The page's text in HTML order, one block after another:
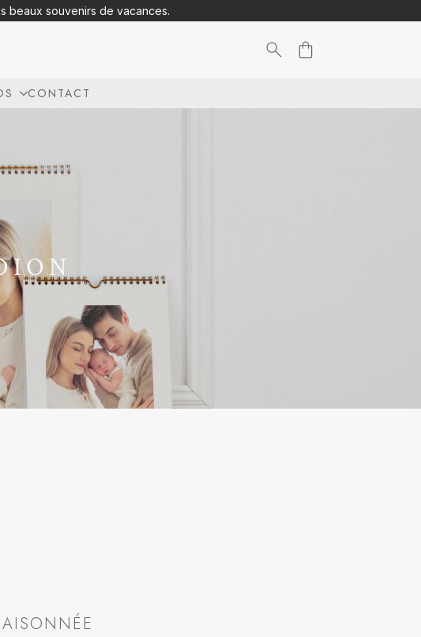
beaux souvenirs de vacances.
CONTACT